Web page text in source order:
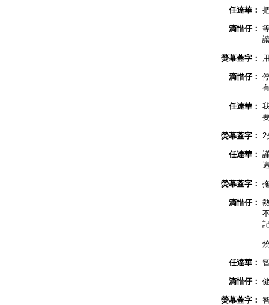
任達華：
滴惜仔：
熒幕蓋字：
滴惜仔：
任達華：
熒幕蓋字： 2
任達華：
熒幕蓋字：
滴惜仔：
任達華：
滴惜仔：
熒幕蓋字：